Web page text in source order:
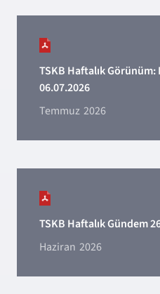
TSKB Haftalık
06.07.2026
Temmuz 2026
TSKB Haftalık Gündem
Haziran 2026